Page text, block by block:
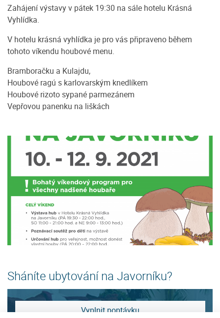
Zahájení výstavy v pátek 19:30 na sále hotelu Krásná
Vyhlídka.
V hotelu krásná vyhlídka je pro vás připraveno během
tohoto víkendu houbové menu.
Bramboračku a Kulajdu,
Houbové ragú s karlovarským knedlíkem
Houbové rizoto sypané parmezánem
Vepřovou panenku na liškách
Sháníte ubytování na Javorníku?
Vyplnit poptávku